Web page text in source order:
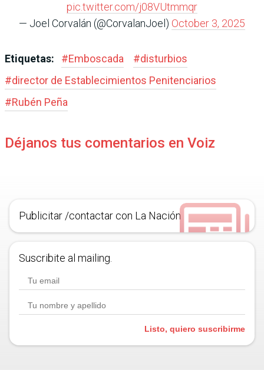
pic.twitter.com/j08VUtmmqr
— Joel Corvalán (@CorvalanJoel) October 3, 2025
Etiquetas: #Emboscada #disturbios
#director de Establecimientos Penitenciarios
#Rubén Peña
Déjanos tus comentarios en Voiz
Publicitar /contactar con La Nación
Suscribite al mailing.
Listo, quiero suscribirme